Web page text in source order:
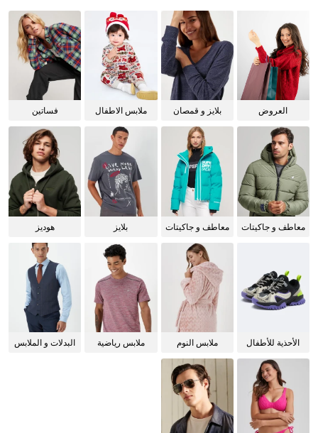
العروض
بلايز و قمصان
ملابس الاطفال فساتين
معاطف و جاكيتات
معاطف و جاكيتات
بلايز هوديز
الأحذية للأطفال
ملابس النوم
ملابس رياضية
البدلات و الملابس